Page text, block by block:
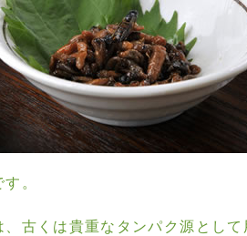
。
古くは貴重なタンパク源とし